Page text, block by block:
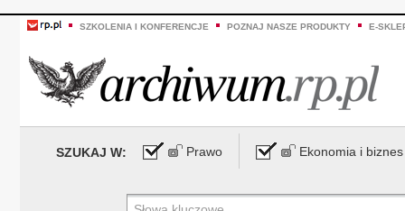
SZKOLENIA I KONFERENCJE POZNAJ NASZE PRODUKTY E-
SZUKAJ W: Prawo Ekonomia i biznes